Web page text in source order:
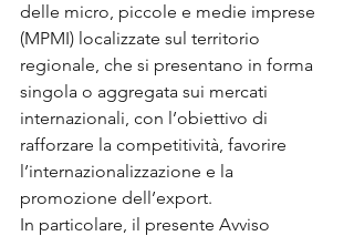
delle micro, piccole e medie imprese
(MPMI) localizzate sul territorio
regionale, che si presentano in forma
singola o aggregata sui mercati
internazionali, con l’obiettivo di
rafforzare la competitività, favorire
l’internazionalizzazione e la
promozione dell’export.
In particolare, il presente Avviso